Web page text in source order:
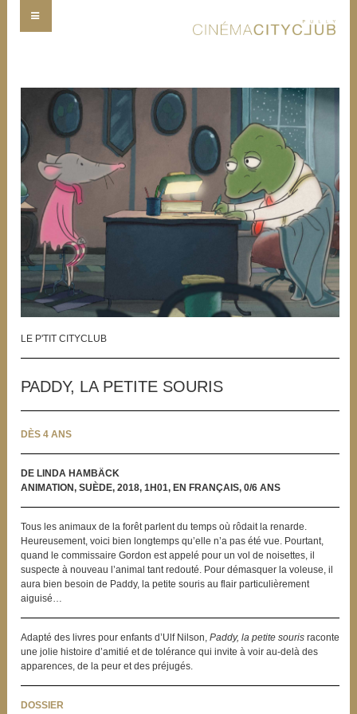
LE P'TIT CITYCLUB
PADDY, LA PETITE SOURIS
DÈS 4 ANS
DE LINDA HAMBÄCK
ANIMATION, SUÈDE, 2018, 1H01, EN FRANÇAIS, 0/6 ANS
Tous les animaux de la forêt parlent du temps où rôdait la renarde.
Heureusement, voici bien longtemps qu’elle n’a pas été vue. Pourtant,
quand le commissaire Gordon est appelé pour un vol de noisettes, il
suspecte à nouveau l’animal tant redouté. Pour démasquer la voleuse, il
aura bien besoin de Paddy, la petite souris au flair particulièrement
aiguisé…
Adapté des livres pour enfants d’Ulf Nilson, Paddy, la petite sourisraconte
une jolie histoire d’amitié et de tolérance qui invite à voir au-delà des
apparences, de la peur et des préjugés.
DOSSIER